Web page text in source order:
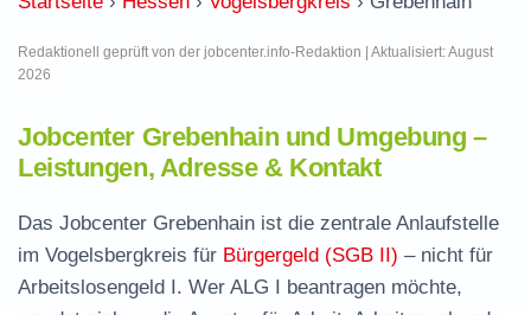
Redaktionell geprüft von der jobcenter.info-Redaktion | Aktualisiert: August
2026
Jobcenter Grebenhain und Umgebung –
Leistungen, Adresse & Kontakt
Das Jobcenter Grebenhain ist die zentrale Anlaufstelle
im Vogelsbergkreis für Bürgergeld (SGB II) – nicht für
Arbeitslosengeld I. Wer ALG I beantragen möchte,